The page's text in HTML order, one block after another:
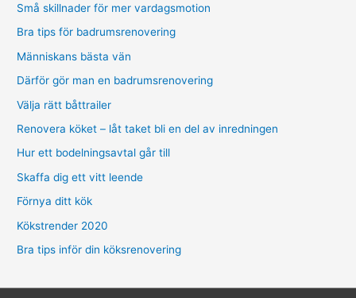
Små skillnader för mer vardagsmotion
Bra tips för badrumsrenovering
Människans bästa vän
Därför gör man en badrumsrenovering
Välja rätt båttrailer
Renovera köket – låt taket bli en del av inredningen
Hur ett bodelningsavtal går till
Skaffa dig ett vitt leende
Förnya ditt kök
Kökstrender 2020
Bra tips inför din köksrenovering